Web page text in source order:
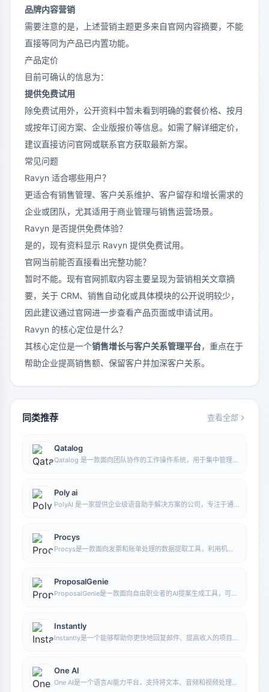
品牌内容营销
需要注意的是，上述营销主题更多来自官网内容摘要，不能
直接等同为产品已内置功能。
产品定价
目前可确认的信息为：
提供免费试用
除免费试用外，公开资料中暂未看到明确的套餐价格、按月
或按年订阅方案、企业版报价等信息。如需了解详细定价，
建议直接访问官网或联系官方获取最新方案。
常见问题
Ravyn 适合哪些用户？
更适合有销售管理、客户关系维护、客户留存和增长需求的
企业或团队，尤其适用于商业管理与销售运营场景。
Ravyn 是否提供免费体验？
是的，现有资料显示 Ravyn 提供免费试用。
官网当前能否直接看出完整功能？
暂时不能。现有官网抓取内容主要呈现为营销相关文章摘
要，关于 CRM、销售自动化或具体模块的公开说明较少，
因此建议通过官网进一步查看产品页面或申请试用。
Ravyn 的核心定位是什么？
其核心定位是一个销售增长与客户关系管理平台，重点在于
帮助企业提高销售额、保留客户并加深客户关系。
同类推荐 查看全部
Qatalog
Qatalog 是一款面向团队协作的工作操作系统，用于集中管理人
Poly ai
PolyAI 是一家提供企业级语音助手解决方案的公司，专注于通
Procys
Procys是一款面向发票和账单处理的数据提取工具，利用机器
ProposalGenie
ProposalGenie是一款面向自由职业者的AI提案生成工具，可为
Instantly
Instantly是一个能够帮助你更快地回复邮件、提高收入的项目。
帮助你更高效地完成任务，让你的工作效率更高，收益更大。
One AI
One AI是一个语言AI能力平台，支持将文本、音频和视频处理能